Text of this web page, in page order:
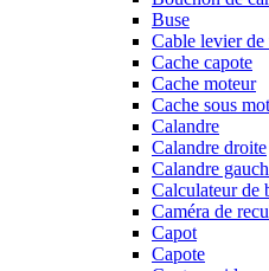
Buse
Cable levier de
Cache capote
Cache moteur
Cache sous
Calandre
Calandre droite
Calandre
Calculateur de
Caméra de
Capot
Capote